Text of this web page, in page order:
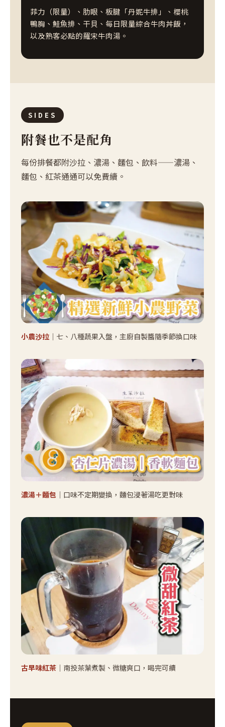
菲力（限量）、肋眼、板腱「丹妮牛排」、櫻桃
鴨胸、鮭魚排、干貝、每日限量綜合牛肉丼飯，
以及熟客必點的羅宋牛肉湯。
SIDES
附餐也不是配角
每份排餐都附沙拉、濃湯、麵包、飲料——濃湯、
麵包、紅茶通通可以免費續。
小農沙拉 ｜七、八種蔬果入盤，主廚自製醬隨季節換口味
濃湯＋麵包 ｜口味不定期變換，麵包浸著湯吃更對味
古早味紅茶 ｜南投茶葉煮製、微糖爽口，喝完可續